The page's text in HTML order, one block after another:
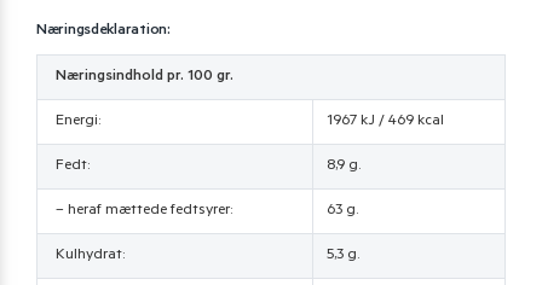
Næringsdeklaration:
Næringsindhold pr. 100 gr.
Energi: 1967 kJ / 469 kcal
Fedt: 8,9 g.
– heraf mættede fedtsyrer: 63 g.
Kulhydrat: 5,3 g.